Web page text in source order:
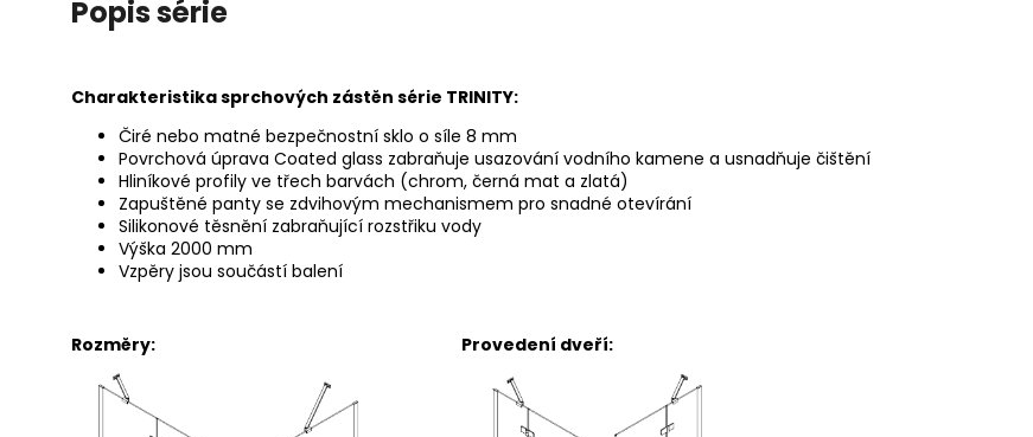
Popis série
Charakteristika sprchových zástěn série TRINITY:
Čiré nebo matné bezpečnostní sklo o síle 8 mm
Povrchová úprava Coated glass zabraňuje usazování vodního kamene a usnadňuje čištění
Hliníkové profily ve třech barvách (chrom, černá mat a zlatá)
Zapuštěné panty se zdvihovým mechanismem pro snadné otevírání
Silikonové těsnění zabraňující rozstřiku vody
Výška 2000 mm
Vzpěry jsou součástí balení
Rozměry: Provedení dveří: